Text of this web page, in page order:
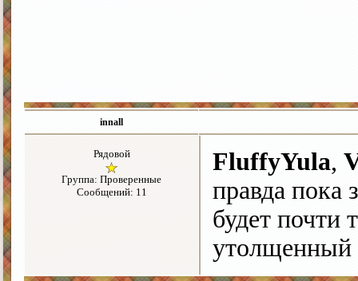
innall
Рядовой
Группа: Проверенные
Сообщений: 11
FluffyYula,
правда пока
будет почти
утолщенный